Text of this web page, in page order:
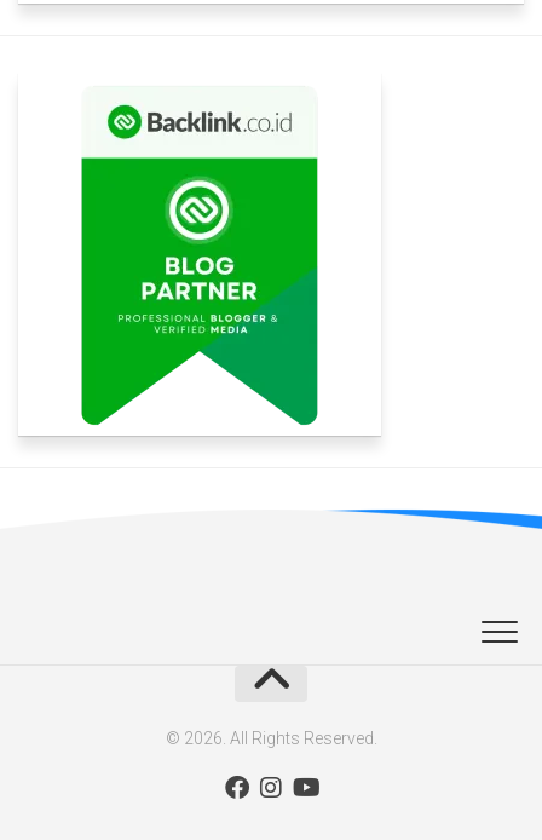
© 2026. All Rights Reserved.